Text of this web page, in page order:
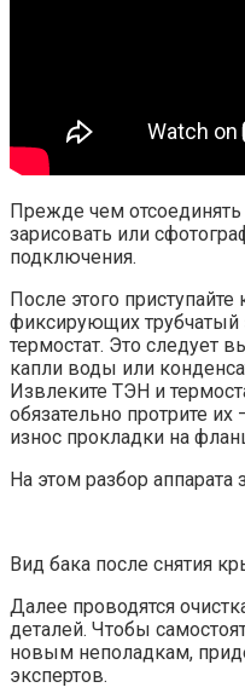
Прежде чем
зарисовать или
подключения.
После этого
фиксирующих трубчатый
термостат. Это следует
капли воды или
Извлеките ТЭН и
обязательно протрите
износ прокладки на
На этом разбор аппарата
Вид бака после снятия
Далее проводятся
деталей. Чтобы
новым неполадкам,
экспертов.